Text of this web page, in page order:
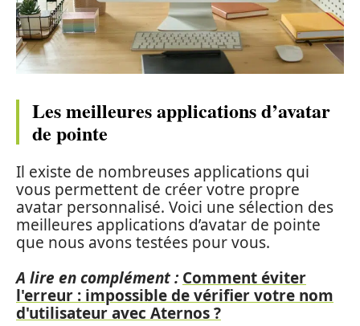
Les meilleures applications d’avatar
de pointe
Il existe de nombreuses applications qui
vous permettent de créer votre propre
avatar personnalisé. Voici une sélection des
meilleures applications d’avatar de pointe
que nous avons testées pour vous.
A lire en complément : Comment éviter
l'erreur : impossible de vérifier votre nom
d'utilisateur avec Aternos ?